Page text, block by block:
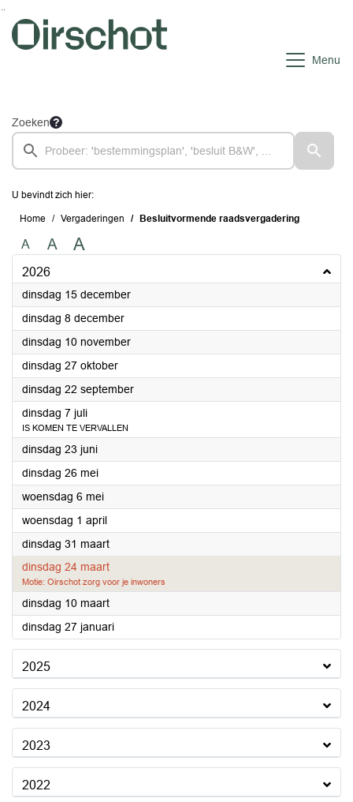
Ga naar de inhoud van deze pagina
Ga naar het zoeken
Ga naar het menu
Menu
Zoeken
U bevindt zich hier:
Home Vergaderingen Besluitvormende raadsvergadering
A A A
2026
dinsdag 15 december2026
dinsdag 8 december2026
dinsdag 10 november2026
dinsdag 27 oktober2026
dinsdag 22 september2026
dinsdag 7 juli2026
IS KOMEN TE VERVALLEN
dinsdag 23 juni2026
dinsdag 26 mei2026
woensdag 6 mei2026
woensdag 1 april2026
dinsdag 31 maart2026
dinsdag 24 maart2026
Motie: Oirschot zorg voor je inwoners
dinsdag 10 maart2026
dinsdag 27 januari2026
2025
2024
2023
2022